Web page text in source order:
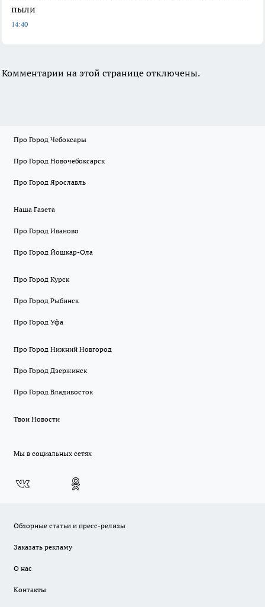
пыли
14:40
Комментарии на этой странице отключены.
Про Город Чебоксары
Про Город Новочебоксарск
Про Город Ярославль
Наша Газета
Про Город Иваново
Про Город Йошкар-Ола
Про Город Курск
Про Город Рыбинск
Про Город Уфа
Про Город Нижний Новгород
Про Город Дзержинск
Про Город Владивосток
Твои Новости
Мы в социальных сетях
Обзорные статьи и пресс-релизы
Заказать рекламу
О нас
Контакты